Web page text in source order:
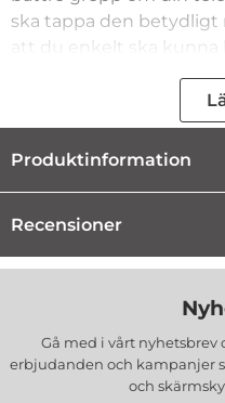
ska tappa den betydligt
att du enkelt ska kunna
Ett skal för din mobil
skydd för den ömtåliga
komplett skydd till din
skärmskyddet ger
stötar och repor. Det
tillsammans med ditt
att den får ett
- Färg :LjusBlå
Produktinformation
Recensioner
Gå med i vårt nyhetsbrev
erbjudanden och kampanjer
och